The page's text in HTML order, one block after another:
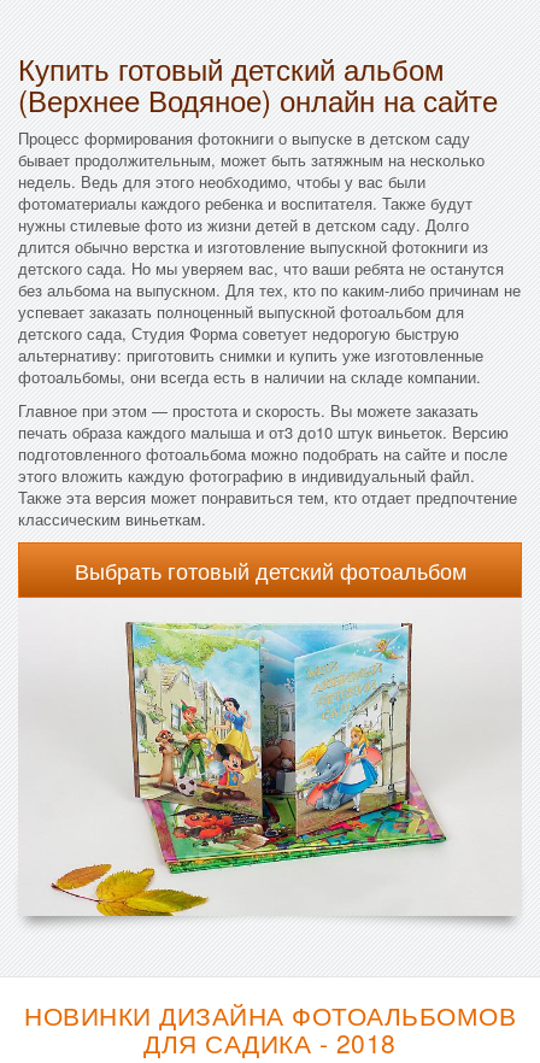
Купить готовый детский альбом
(Верхнее Водяное) онлайн на сайте
Процесс формирования фотокниги о выпуске в детском саду
бывает продолжительным, может быть затяжным на несколько
недель. Ведь для этого необходимо, чтобы у вас были
фотоматериалы каждого ребенка и воспитателя. Также будут
нужны стилевые фото из жизни детей в детском саду. Долго
длится обычно верстка и изготовление выпускной фотокниги из
детского сада. Но мы уверяем вас, что ваши ребята не останутся
без альбома на выпускном. Для тех, кто по каким-либо причинам не
успевает заказать полноценный выпускной фотоальбом для
детского сада, Студия Форма советует недорогую быструю
альтернативу: приготовить снимки и купить уже изготовленные
фотоальбомы, они всегда есть в наличии на складе компании.
Главное при этом — простота и скорость. Вы можете заказать
печать образа каждого малыша и от3 до10 штук виньеток. Версию
подготовленного фотоальбома можно подобрать на сайте и после
этого вложить каждую фотографию в индивидуальный файл.
Также эта версия может понравиться тем, кто отдает предпочтение
классическим виньеткам.
Выбрать готовый детский фотоальбом
НОВИНКИ ДИЗАЙНА ФОТОАЛЬБОМОВ
ДЛЯ САДИКА - 2018